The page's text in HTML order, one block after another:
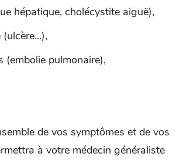
hépatique, cholécystite aiguë),
(embolie pulmonaire),
de vos symptômes et de vos
à votre médecin généraliste